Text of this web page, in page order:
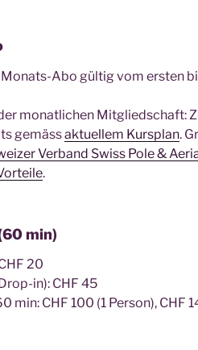
Abo gültig vom ersten
monatlichen Mitgliedschaft:
gemässaktuellem Kursplan.
Verband Swiss Pole &
.
min)
20
in): CHF 45
min: CHF 100 (1 Person), CHF